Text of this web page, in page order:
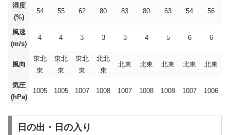
湿度
(%)
54 55 62 80 83 80 63 54 56
風速
(m/s)
4 4 3 3 3 4 5 6 6
風向
東北
東
東北
東
東北
東
北北
東
北東 北東 北東 北東 北東
気圧
(hPa)
1005 1005 1007 1008 1007 1008 1008 1007 1006
日の出・日の入り